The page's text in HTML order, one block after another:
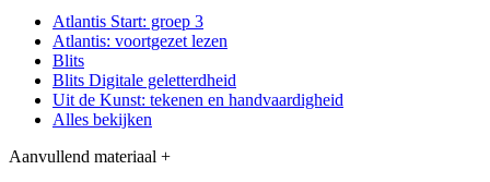
Atlantis Start: groep 3
Atlantis: voortgezet lezen
Blits
Blits Digitale geletterdheid
Uit de Kunst: tekenen en handvaardigheid
Alles bekijken
Aanvullend materiaal +